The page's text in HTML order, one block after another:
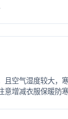
且空气湿度较大，
意增减衣服保暖防寒